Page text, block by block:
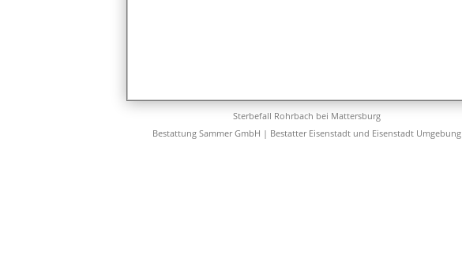
Sterbefall Rohrbach bei Mattersburg
Bestattung Sammer GmbH | Bestatter Eisenstadt und Eisenstadt Umgebung